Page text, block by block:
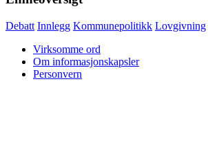
Debatt Innlegg Kommunepolitikk Lovgivning
Virksomme ord
Om informasjonskapsler
Personvern